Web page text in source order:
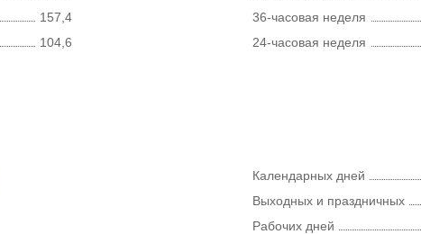
157,4
104,6
36-часовая неделя
24-часовая неделя
Календарных дней
Выходных и праздничных
Рабочих дней